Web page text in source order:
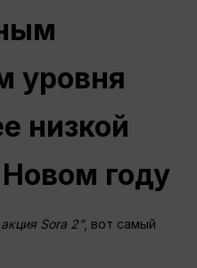
уровня
низкой
году
Sora 2”, вот самый